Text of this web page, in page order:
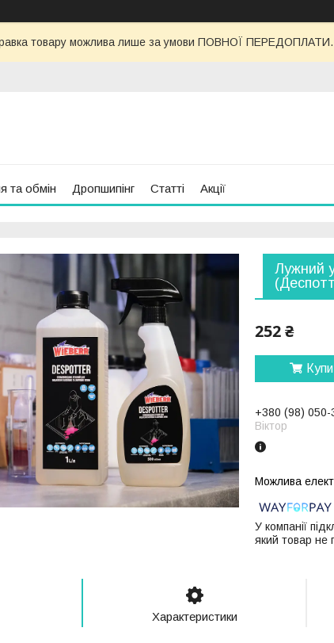
товару можлива лише за умови ПОВНОЇ ПЕРЕДОПЛАТИ.
та обмін Дропшипінг Статті Акції
Лужний
252 ₴
+380 (98) 050-
Віктор
У компанії
який товар не
Характеристики